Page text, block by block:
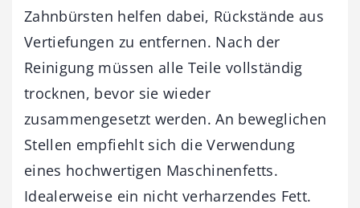
Zahnbürsten helfen dabei, Rückstände aus
Vertiefungen zu entfernen. Nach der
Reinigung müssen alle Teile vollständig
trocknen, bevor sie wieder
zusammengesetzt werden. An beweglichen
Stellen empfiehlt sich die Verwendung
eines hochwertigen Maschinenfetts.
Idealerweise ein nicht verharzendes Fett.